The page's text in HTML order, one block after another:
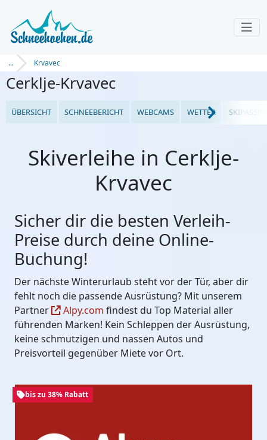
... Krvavec
Cerklje-Krvavec
ÜBERSICHT SCHNEEBERICHT WEBCAMS WETTER
Skiverleihe in Cerklje-
Krvavec
Sicher dir die besten Verleih-
Preise durch deine Online-
Buchung!
Der nächste Winterurlaub steht vor der Tür, aber dir
fehlt noch die passende Ausrüstung? Mit unserem
Partner
Alpy.com findest du Top Material aller
führenden Marken! Kein Schleppen der Ausrüstung,
keine schmutzigen und nassen Autos und
Preisvorteil gegenüber Miete vor Ort.
bis zu 38% Rabatt